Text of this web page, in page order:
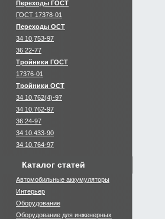
Переходы ГОСТ
ГОСТ 17378-01
Переходы ОСТ
34 10,753-97
36 22-77
Тройники ГОСТ
17376-01
Тройники ОСТ
34 10.762(4)-97
34 10.762-97
36 24-97
34 10.433-90
34 10.764-97
Каталог статей
Автомобильные аккумуляторы
Интерьер
Оборудование
Оборудование для инженерных